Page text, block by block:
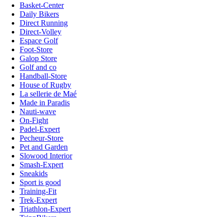
Basket-Center
Daily Bikers
Direct Running
Direct-Volley
Espace Golf
Foot-Store
Galop Store
Golf and co
Handball-Store
House of Rugby
La sellerie de Maé
Made in Paradis
Nauti-wave
On-Fight
Padel-Expert
Pecheur-Store
Pet and Garden
Slowood Interior
Smash-Expert
Sneakids
Sport is good
Training-Fit
Trek-Expert
Triathlon-Expert